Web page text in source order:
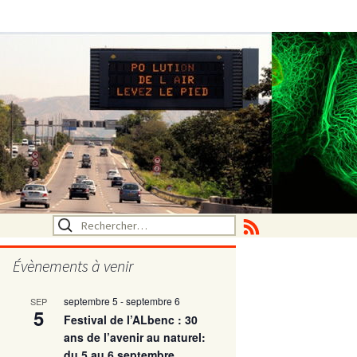
Rechercher :
Évènements à venir
SEP
5
septembre 5 -septembre 6
Festival de l’ALbenc : 30
ans de l’avenir au naturel: